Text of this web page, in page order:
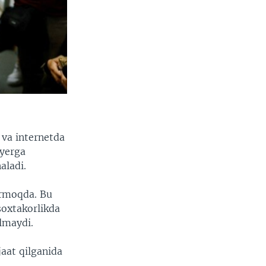
internetda
Bu
qilganida